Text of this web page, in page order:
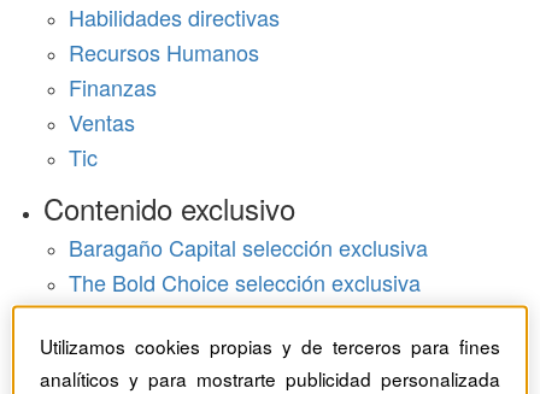
Habilidades directivas
Recursos Humanos
Finanzas
Ventas
Tic
Contenido exclusivo
Baragaño Capital selección exclusiva
The Bold Choice selección exclusiva
Top Employers selección exclusiva
Hemeroteca
Utilizamos cookies propias y de terceros para fines
analíticos y para mostrarte publicidad personalizada